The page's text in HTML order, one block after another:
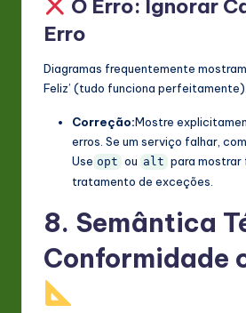
O Erro: Ignorar
Erro
Diagramas frequentemente mostram
Feliz’ (tudo funciona perfeitamente).
Correção:Mostre
erros. Se um serviço falhar,
Use opt ou alt para mostrar
tratamento de exceções.
8. Semântica
Conformidade